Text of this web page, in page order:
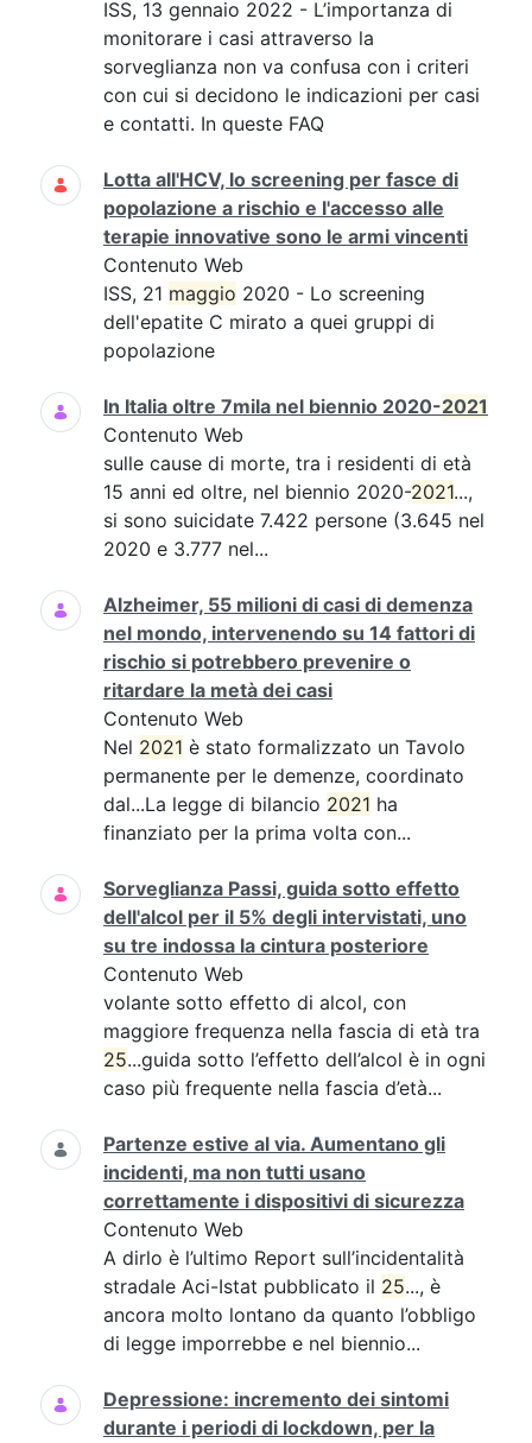
ISS, 13 gennaio 2022 - L’importanza di
monitorare i casi attraverso la
sorveglianza non va confusa con i criteri
con cui si decidono le indicazioni per casi
e contatti. In queste FAQ
Lotta all'HCV, lo screening per fasce di
popolazione a rischio e l'accesso alle
terapie innovative sono le armi vincenti
Contenuto Web
ISS, 21 maggio 2020 - Lo screening
dell'epatite C mirato a quei gruppi di
popolazione
In Italia oltre 7mila nel biennio 2020-2021
Contenuto Web
sulle cause di morte, tra i residenti di età
15 anni ed oltre, nel biennio 2020-2021...,
si sono suicidate 7.422 persone (3.645 nel
2020 e 3.777 nel...
Alzheimer, 55 milioni di casi di demenza
nel mondo, intervenendo su 14 fattori di
rischio si potrebbero prevenire o
ritardare la metà dei casi
Contenuto Web
Nel 2021 è stato formalizzato un Tavolo
permanente per le demenze, coordinato
dal...La legge di bilancio 2021 ha
finanziato per la prima volta con...
Sorveglianza Passi, guida sotto effetto
dell'alcol per il 5% degli intervistati, uno
su tre indossa la cintura posteriore
Contenuto Web
volante sotto effetto di alcol, con
maggiore frequenza nella fascia di età tra
25...guida sotto l’effetto dell’alcol è in ogni
caso più frequente nella fascia d’età...
Partenze estive al via. Aumentano gli
incidenti, ma non tutti usano
correttamente i dispositivi di sicurezza
Contenuto Web
A dirlo è l’ultimo Report sull’incidentalità
stradale Aci-Istat pubblicato il 25..., è
ancora molto lontano da quanto l’obbligo
di legge imporrebbe e nel biennio...
Depressione: incremento dei sintomi
durante i periodi di lockdown, per la